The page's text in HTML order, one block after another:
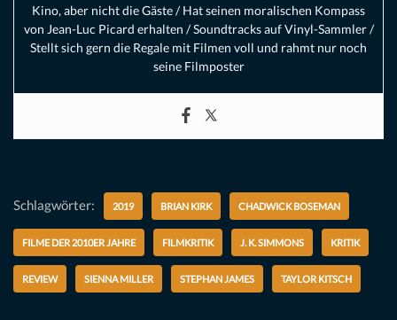
Kino, aber nicht die Gäste / Hat seinen moralischen Kompass
von Jean-Luc Picard erhalten / Soundtracks auf Vinyl-Sammler /
Stellt sich gern die Regale mit Filmen voll und rahmt nur noch
seine Filmposter
Schlagwörter: 2019 BRIAN KIRK CHADWICK BOSEMAN
FILME DER 2010ER JAHRE FILMKRITIK J. K. SIMMONS KRITIK
REVIEW SIENNA MILLER STEPHAN JAMES TAYLOR KITSCH